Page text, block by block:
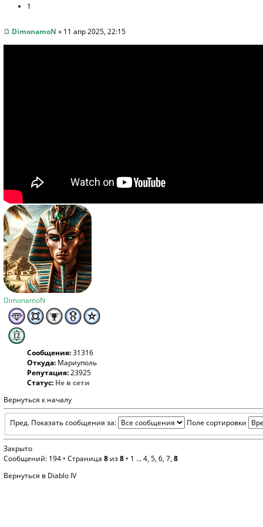
1
DimonamoN » 11 апр 2025, 22:15
DimonamoN
Сообщения:31316
Откуда: Мариуполь
Репутация:23925
Статус: Не в сети
Вернуться к началу
Пред. Показать сообщения за: Поле сортировки
Закрыто
Сообщений: 194 • Страница 8 из8 • 1 ...4, 5, 6, 7, 8
Вернуться в Diablo IV